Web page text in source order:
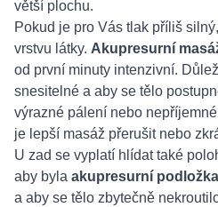
větší plochu.
Pokud je pro Vás tlak příliš
vrstvu látky. Akupresurní
od první minuty intenzivní.
snesitelné a aby se tělo
výrazné pálení nebo
je lepší masáž přerušit nebo
U zad se vyplatí hlídat také
aby byla akupresurní podložka
a aby se tělo zbytečně